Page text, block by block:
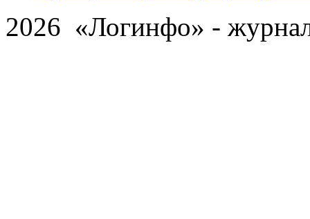
2026 «Логинфо» -